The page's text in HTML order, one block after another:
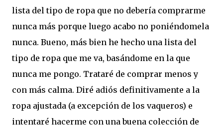
lista del tipo de ropa que no debería comprarme
nunca más porque luego acabo no poniéndomela
nunca. Bueno, más bien he hecho una lista del
tipo de ropa que me va, basándome en la que
nunca me pongo. Trataré de comprar menos y
con más calma. Diré adiós definitivamente a la
ropa ajustada (a excepción de los vaqueros) e
intentaré hacerme con una buena colección de